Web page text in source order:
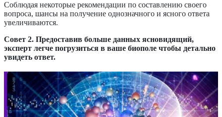
Соблюдая некоторые рекомендации по составлению своего
вопроса, шансы на получение однозначного и ясного ответа
увеличиваются.
Совет 2. Предоставив больше данных ясновидящий,
эксперт легче погрузиться в ваше биополе чтобы детально
увидеть ответ.